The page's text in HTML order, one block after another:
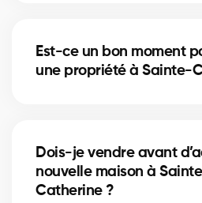
projeter. Cela peut accélérer
le prix obtenu.
Est-ce un bon moment
une propriété à Sainte-
Catherine vous conseillent
actuelles.
Dois-je vendre avant
nouvelle maison à
Catherine ?